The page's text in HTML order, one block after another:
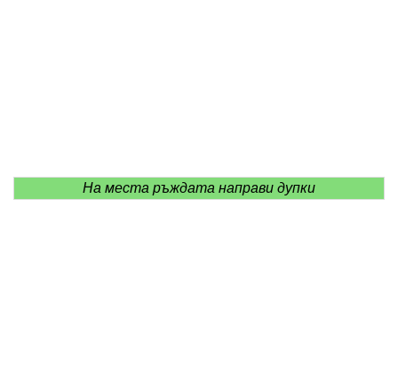
На места ръждата направи дупки